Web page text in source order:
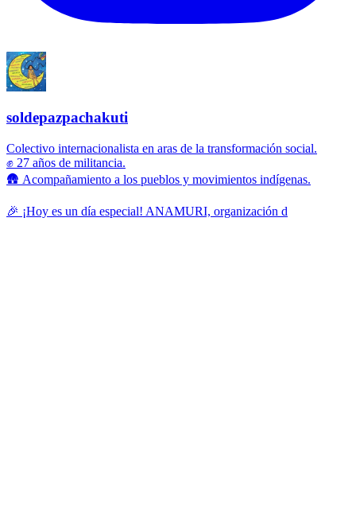
soldepazpachakuti
Colectivo internacionalista en aras de la transformación social.
✊ 27 años de militancia.
🛖 Acompañamiento a los pueblos y movimientos indígenas.
🎉 ¡Hoy es un día especial! ANAMURI, organización d